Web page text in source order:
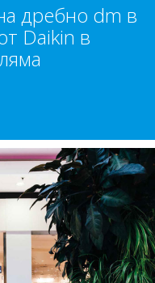
дребно dm в
Daikin в